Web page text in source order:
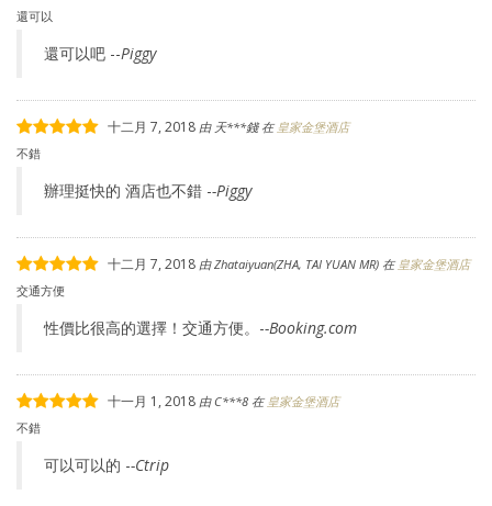
還可以
還可以吧 --Piggy
十二月 7, 2018 由 天***錢在 皇家金堡酒店
不錯
辦理挺快的 酒店也不錯 --Piggy
十二月 7, 2018 由Zhataiyuan(ZHA, TAI YUAN MR) 在 皇家金堡酒店
交通方便
性價比很高的選擇！交通方便。--Booking.com
十一月 1, 2018 由C***8 在 皇家金堡酒店
不錯
可以可以的 --Ctrip